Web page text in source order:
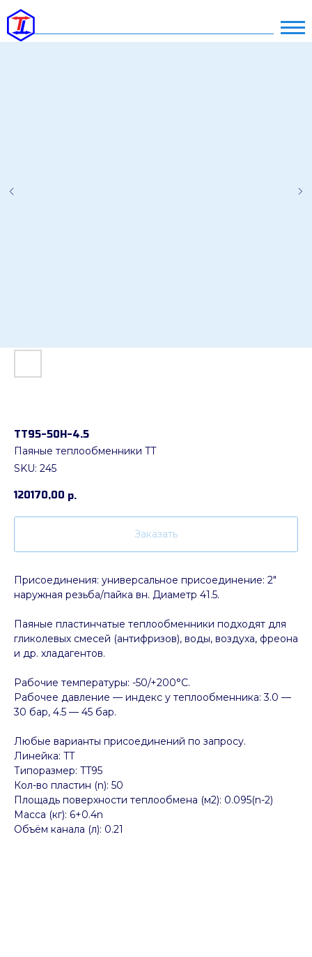
ТТ95-50H-4.5
Паяные теплообменники TT
SKU: 245
120170,00 р.
Заказать
Присоединения: универсальное присоединение: 2"
наружная резьба/пайка вн. Диаметр 41.5.
Паяные пластинчатые теплообменники подходят для
гликолевых смесей (антифризов), воды, воздуха, фреона
и др. хладагентов.
Рабочие температуры: -50/+200°C.
Рабочее давление — индекс у теплообменника: 3.0 —
30 бар, 4.5 — 45 бар.
Любые варианты присоединений по запросу.
Линейка: TT
Типоразмер: TT95
Кол-во пластин (n): 50
Площадь поверхности теплообмена (м2): 0.095(n-2)
Масса (кг): 6+0.4n
Объём канала (л): 0.21